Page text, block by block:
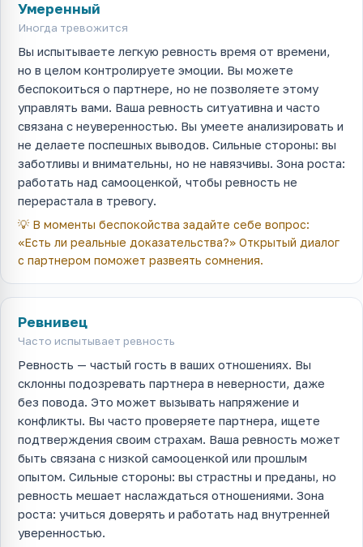
Умеренный
Иногда тревожится
Вы испытываете легкую ревность время от времени,
но в целом контролируете эмоции. Вы можете
беспокоиться о партнере, но не позволяете этому
управлять вами. Ваша ревность ситуативна и часто
связана с неуверенностью. Вы умеете анализировать и
не делаете поспешных выводов. Сильные стороны: вы
заботливы и внимательны, но не навязчивы. Зона роста:
работать над самооценкой, чтобы ревность не
перерастала в тревогу.
💡 В моменты беспокойства задайте себе вопрос:
«Есть ли реальные доказательства?» Открытый диалог
с партнером поможет развеять сомнения.
Ревнивец
Часто испытывает ревность
Ревность — частый гость в ваших отношениях. Вы
склонны подозревать партнера в неверности, даже
без повода. Это может вызывать напряжение и
конфликты. Вы часто проверяете партнера, ищете
подтверждения своим страхам. Ваша ревность может
быть связана с низкой самооценкой или прошлым
опытом. Сильные стороны: вы страстны и преданы, но
ревность мешает наслаждаться отношениями. Зона
роста: учиться доверять и работать над внутренней
уверенностью.